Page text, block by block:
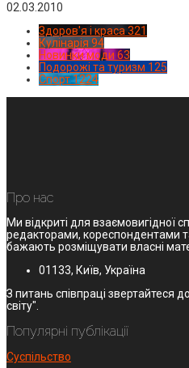
02.03.2010
Здоров'я і краса 321
Кулінарія 94
Новинки моди 63
Подорожі та туризм 125
Спорт1224
Про нас
Ми відкриті для взаємовигідної
редакторами, кореспондентами
бажають розміщувати власні
01133, Київ, Україна
З питань співпраці звертайтеся
світу".
Популярні публікації
Суспільство